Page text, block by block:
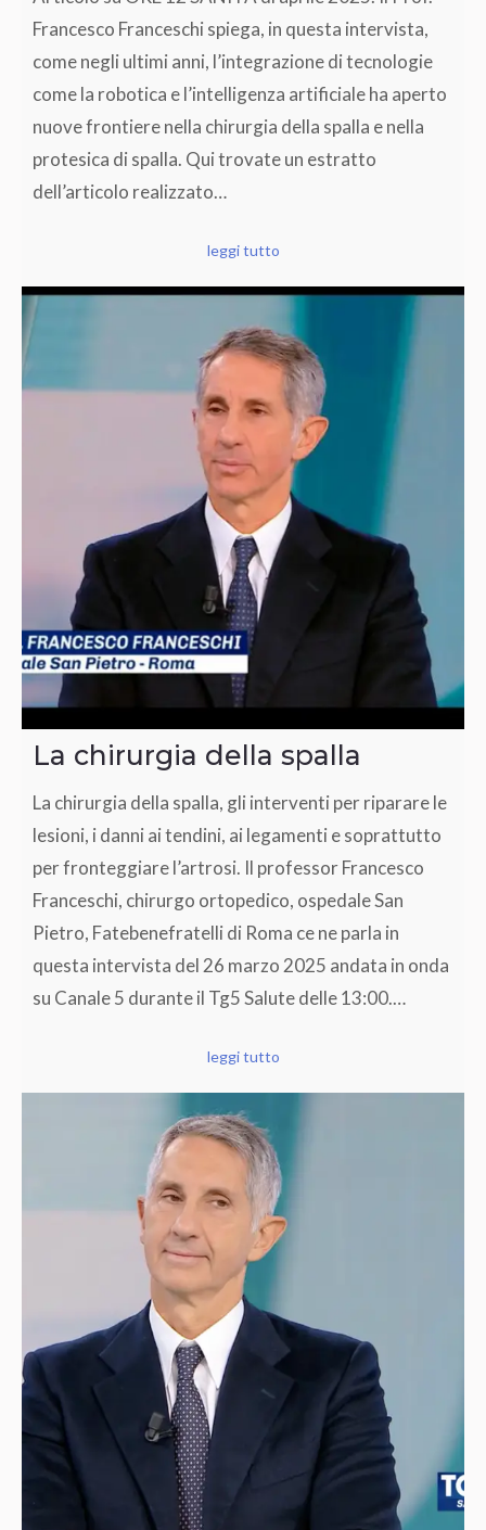
Francesco Franceschi spiega, in questa intervista,
come negli ultimi anni, l’integrazione di tecnologie
come la robotica e l’intelligenza artificiale ha aperto
nuove frontiere nella chirurgia della spalla e nella
protesica di spalla. Qui trovate un estratto
dell’articolo realizzato…
leggi tutto
La chirurgia della spalla
La chirurgia della spalla, gli interventi per riparare le
lesioni, i danni ai tendini, ai legamenti e soprattutto
per fronteggiare l’artrosi. Il professor Francesco
Franceschi, chirurgo ortopedico, ospedale San
Pietro, Fatebenefratelli di Roma ce ne parla in
questa intervista del 26 marzo 2025 andata in onda
su Canale 5 durante il Tg5 Salute delle 13:00.…
leggi tutto